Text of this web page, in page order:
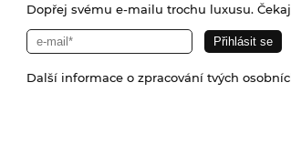
Dopřej svému e-mailu trochu luxusu.
Další informace o zpracování tvých